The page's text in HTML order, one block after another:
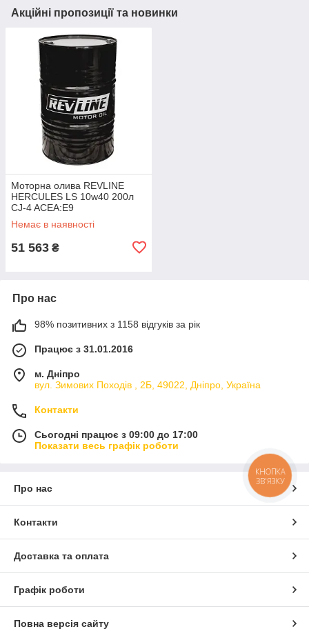
Акційні пропозиції та новинки
Моторна олива REVLINE
HERCULES LS 10w40 200л
CJ-4 ACEA:E9
Немає в наявності
51 563 ₴
Про нас
98% позитивних з 1158 відгуків за рік
Працює з 31.01.2016
м. Дніпро
вул. Зимових Походiв , 2Б, 49022, Дніпро, Україна
Контакти
Сьогодні працює з 09:00 до 17:00
Показати весь графік роботи
Про нас
Контакти
Доставка та оплата
Графік роботи
Повна версія сайту
КНОПКА
ЗВ'ЯЗКУ